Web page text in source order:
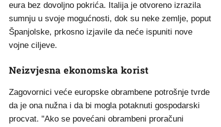
eura bez dovoljno pokrića. Italija je otvoreno izrazila
sumnju u svoje mogućnosti, dok su neke zemlje, poput
Španjolske, prkosno izjavile da neće ispuniti nove
vojne ciljeve.
Neizvjesna ekonomska korist
Zagovornici veće europske obrambene potrošnje tvrde
da je ona nužna i da bi mogla potaknuti gospodarski
procvat. "Ako se povećani obrambeni proračuni